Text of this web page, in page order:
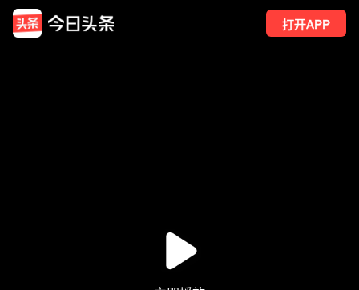
打开APP